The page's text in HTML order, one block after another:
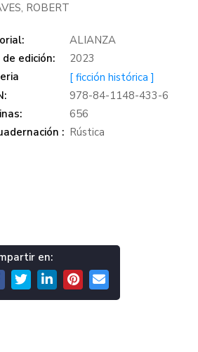
ROBERT
ALIANZA
edición:
2023
[ ficción histórica ]
978-84-1148-433-6
656
: Rústica
en: